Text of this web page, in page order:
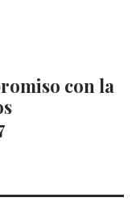
con la